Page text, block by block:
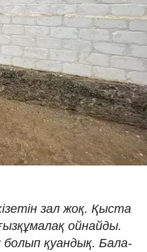
зал жоқ. Қыста
ойнайды.
қуандық. Бала-